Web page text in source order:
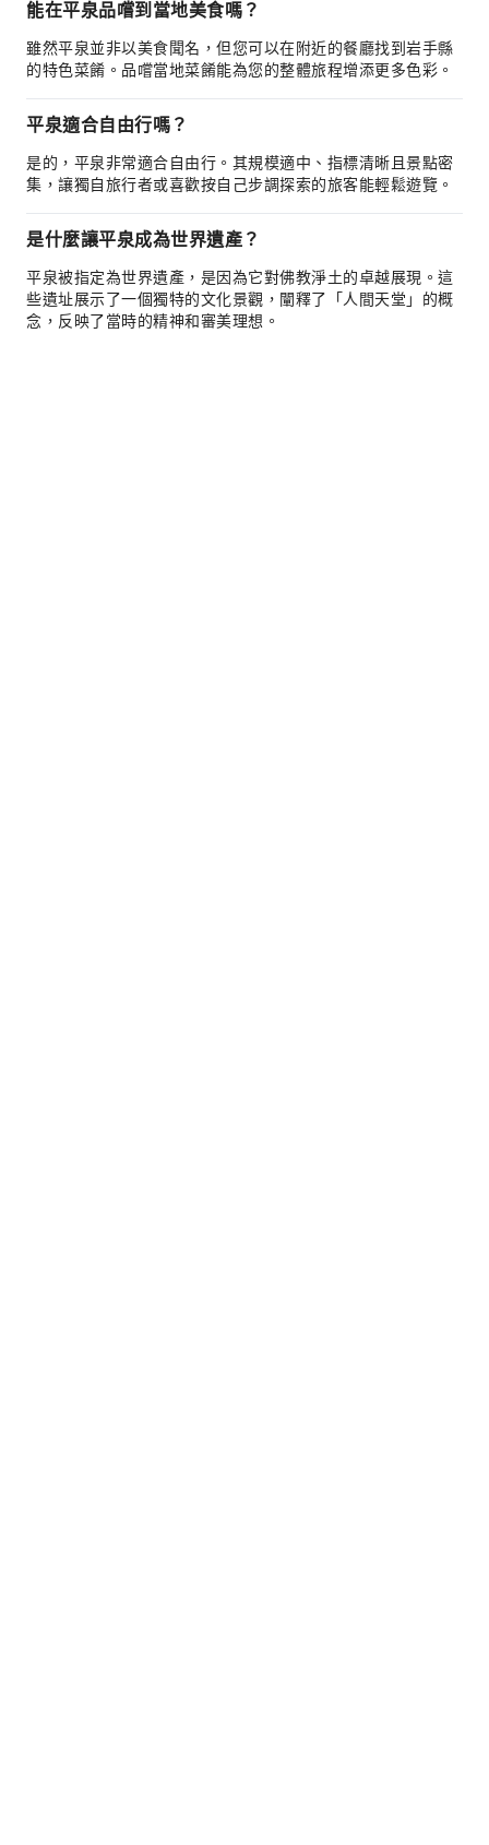
能在平泉品嚐到當地美食嗎？
雖然平泉並非以美食聞名，但您可以在附近的餐廳找到岩手縣
的特色菜餚。品嚐當地菜餚能為您的整體旅程增添更多色彩。
平泉適合自由行嗎？
是的，平泉非常適合自由行。其規模適中、指標清晰且景點密
集，讓獨自旅行者或喜歡按自己步調探索的旅客能輕鬆遊覽。
是什麼讓平泉成為世界遺產？
平泉被指定為世界遺產，是因為它對佛教淨土的卓越展現。這
些遺址展示了一個獨特的文化景觀，闡釋了「人間天堂」的概
念，反映了當時的精神和審美理想。